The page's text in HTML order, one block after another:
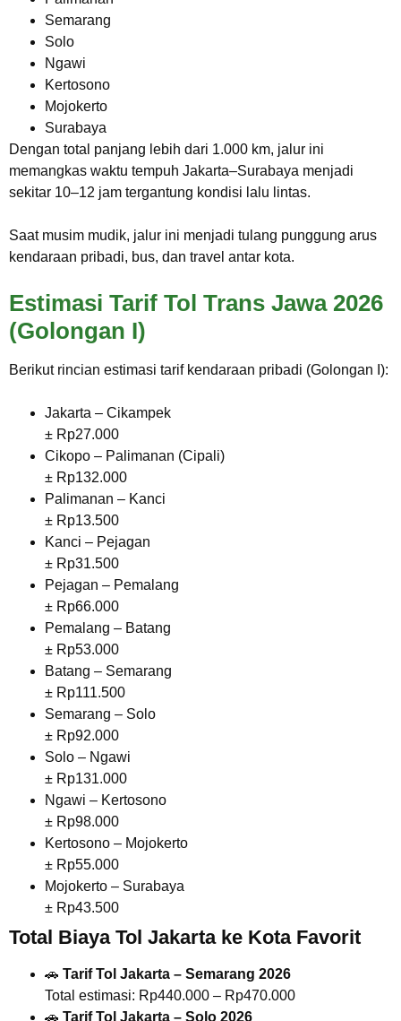
Semarang
Solo
Ngawi
Kertosono
Mojokerto
Surabaya
Dengan total panjang lebih dari 1.000 km, jalur ini
memangkas waktu tempuh Jakarta–Surabaya menjadi
sekitar 10–12 jam tergantung kondisi lalu lintas.
Saat musim mudik, jalur ini menjadi tulang punggung arus
kendaraan pribadi, bus, dan travel antar kota.
Estimasi Tarif Tol Trans Jawa 2026
(Golongan I)
Berikut rincian estimasi tarif kendaraan pribadi (Golongan I):
Jakarta – Cikampek
± Rp27.000
Cikopo – Palimanan (Cipali)
± Rp132.000
Palimanan – Kanci
± Rp13.500
Kanci – Pejagan
± Rp31.500
Pejagan – Pemalang
± Rp66.000
Pemalang – Batang
± Rp53.000
Batang – Semarang
± Rp111.500
Semarang – Solo
± Rp92.000
Solo – Ngawi
± Rp131.000
Ngawi – Kertosono
± Rp98.000
Kertosono – Mojokerto
± Rp55.000
Mojokerto – Surabaya
± Rp43.500
Total Biaya Tol Jakarta ke Kota Favorit
🚗 Tarif Tol Jakarta – Semarang 2026
Total estimasi: Rp440.000 – Rp470.000
🚗 Tarif Tol Jakarta – Solo 2026